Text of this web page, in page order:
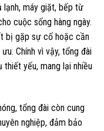
máy giặt, bếp từ
cuộc sống hàng ngày.
bị gặp sự cố hoặc cần
Chính vì vậy, tổng đài
yếu, mang lại nhiều
tổng đài còn cung
nghiệp, đảm bảo